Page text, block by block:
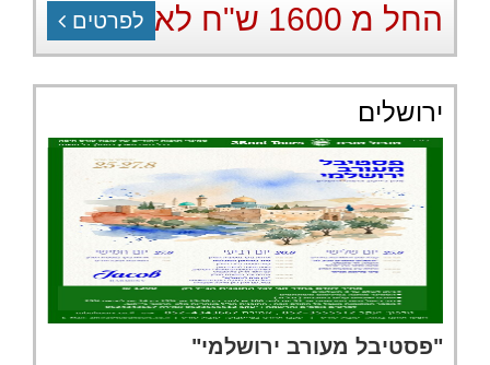
החל מ 1600 ש"ח לאדם לפרטים
ירושלים
"פסטיבל מעורב ירושלמי"